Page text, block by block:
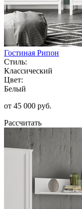
Гостиная Рипон
Стиль:
Классический
Цвет:
Белый
от 45 000 руб.
Рассчитать